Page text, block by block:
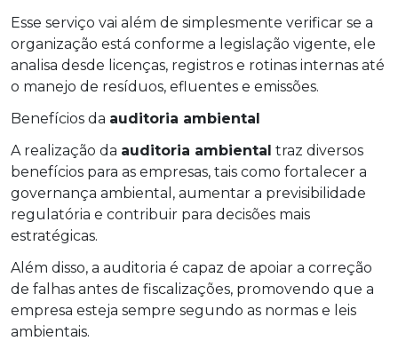
Esse serviço vai além de simplesmente verificar se a
organização está conforme a legislação vigente, ele
analisa desde licenças, registros e rotinas internas até
o manejo de resíduos, efluentes e emissões.
Benefícios da auditoria ambiental
A realização da auditoria ambiental traz diversos
benefícios para as empresas, tais como fortalecer a
governança ambiental, aumentar a previsibilidade
regulatória e contribuir para decisões mais
estratégicas.
Além disso, a auditoria é capaz de apoiar a correção
de falhas antes de fiscalizações, promovendo que a
empresa esteja sempre segundo as normas e leis
ambientais.